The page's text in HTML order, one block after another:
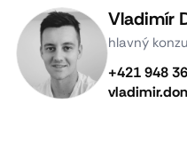
Vladimír
hlavný
+421 948